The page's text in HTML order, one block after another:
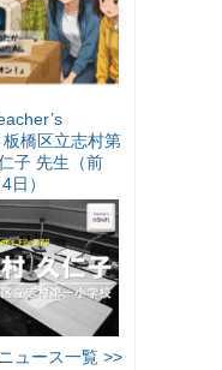
板橋区立志村第
子 先生（前
日）
ュース一覧 >>